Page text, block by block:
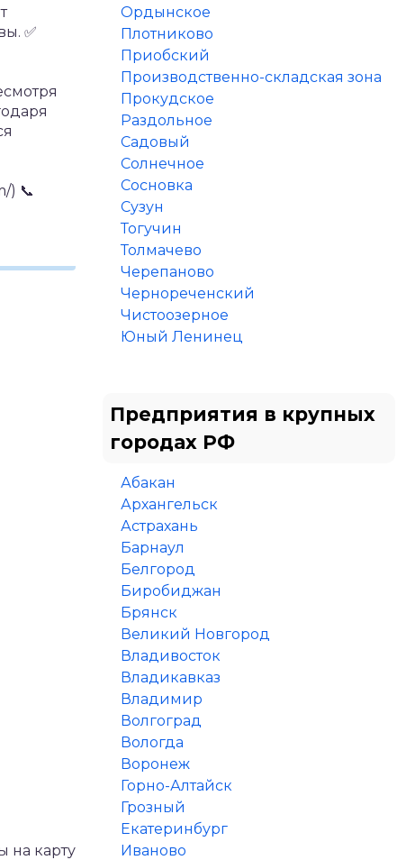
✅
) 📞
на карту
Ордынское
Плотниково
Приобский
Производственно-складская зона
Прокудское
Раздольное
Садовый
Солнечное
Сосновка
Сузун
Тогучин
Толмачево
Черепаново
Чернореченский
Чистоозерное
Юный Ленинец
Предприятия в крупных
городах РФ
Абакан
Архангельск
Астрахань
Барнаул
Белгород
Биробиджан
Брянск
Великий Новгород
Владивосток
Владикавказ
Владимир
Волгоград
Вологда
Воронеж
Горно-Алтайск
Грозный
Екатеринбург
Иваново